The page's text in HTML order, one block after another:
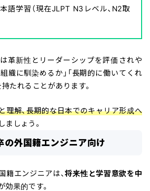
語学習（現在JLPT N3レベル、N2取
革新性とリーダーシップを評価されや
組織に馴染めるか」「長期的に働いてくれ
たれることがあります。
理解、長期的な日本でのキャリア形成へ
ましょう。
の外国籍エンジニア向け
籍エンジニアは、将来性と学習意欲を中
効果的です。